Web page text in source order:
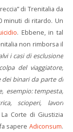
di Trenitalia da
minuti di ritardo. Un
. Ebbene, in tal
non rimborsa il
i casi di esclusione
del viaggiatore,
dei binari da parte di
esempio: tempesta,
scioperi, lavori
La Corte di Giustizia
sapere Adiconsum.